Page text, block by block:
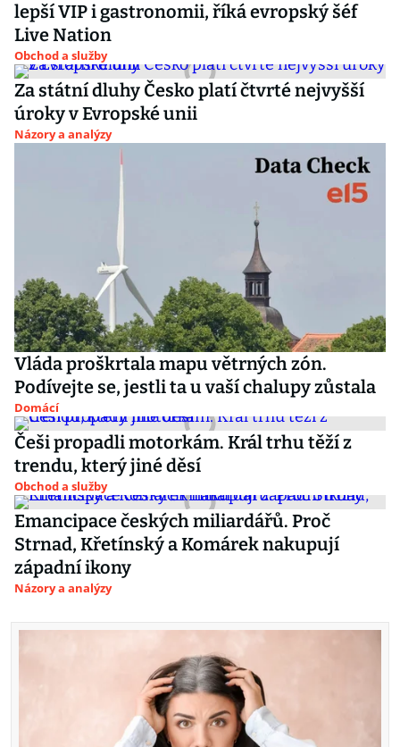
lepší VIP i gastronomii, říká evropský šéf
Live Nation
Obchod a služby
Za státní dluhy Česko platí čtvrté nejvyšší
úroky v Evropské unii
Názory a analýzy
Vláda proškrtala mapu větrných zón.
Podívejte se, jestli ta u vaší chalupy zůstala
Domácí
Češi propadli motorkám. Král trhu těží z
trendu, který jiné děsí
Obchod a služby
Emancipace českých miliardářů. Proč
Strnad, Křetínský a Komárek nakupují
západní ikony
Názory a analýzy